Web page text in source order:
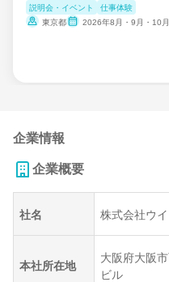
説明会・イベント
仕事体験
東京都
2026年8月・9月・10月
企業情報
企業概要
社名 株式会社ウ
本社所在地
大阪府大阪
ビル